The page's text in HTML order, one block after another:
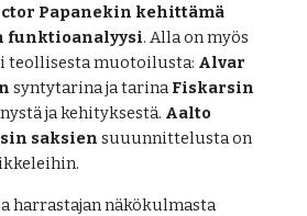
Papanekin kehittämä
funktioanalyysi. Alla on myös
teollisesta muotoilusta: Alvar
syntytarina ja tarina Fiskarsin
ja kehityksestä. Aalto
saksien suuunnittelusta on
harrastajan näkökulmasta